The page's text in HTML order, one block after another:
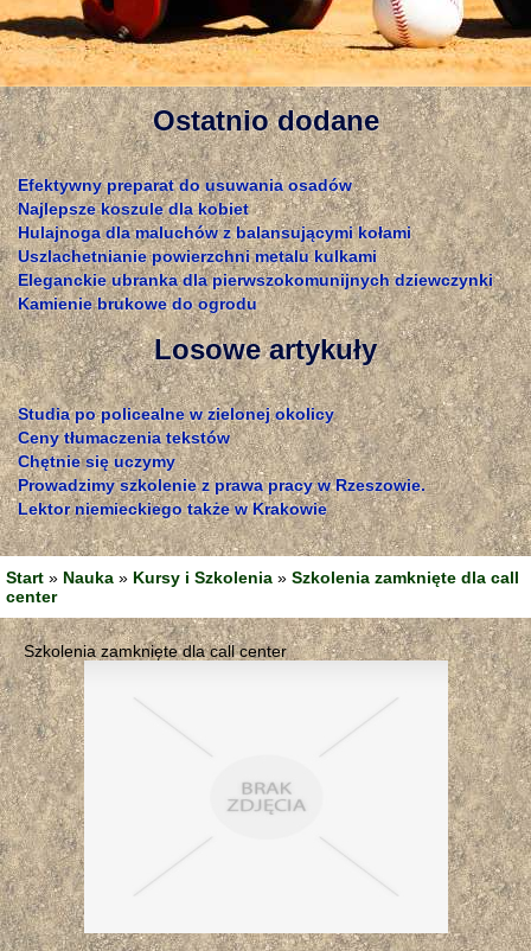
Ostatnio dodane
Efektywny preparat do usuwania osadów
Najlepsze koszule dla kobiet
Hulajnoga dla maluchów z balansującymi kołami
Uszlachetnianie powierzchni metalu kulkami
Eleganckie ubranka dla pierwszokomunijnych dziewczynki
Kamienie brukowe do ogrodu
Losowe artykuły
Studia po policealne w zielonej okolicy
Ceny tłumaczenia tekstów
Chętnie się uczymy
Prowadzimy szkolenie z prawa pracy w Rzeszowie.
Lektor niemieckiego także w Krakowie
Start » Nauka » Kursy i Szkolenia » Szkolenia zamknięte dla call
center
Szkolenia zamknięte dla call center